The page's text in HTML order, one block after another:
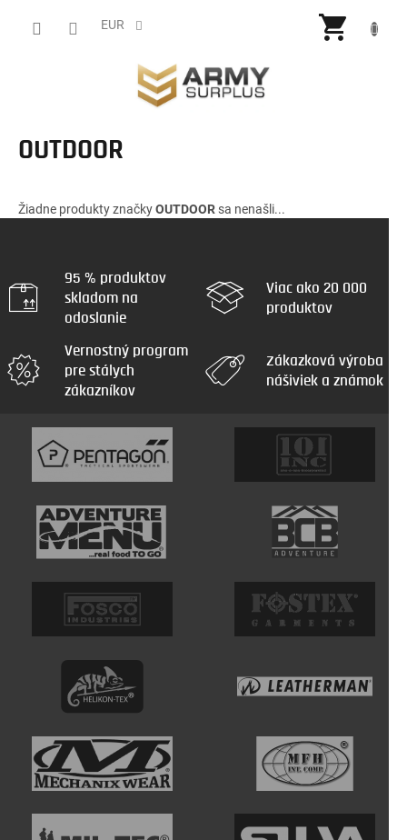
EUR
OUTDOOR
Žiadne produkty značkyOUTDOOR sa nenašli...
95 % produktov
skladom na
odoslanie
Viac ako 20 000
produktov
Vernostný program
pre stálych
zákazníkov
Zákazková výroba
nášiviek a známok